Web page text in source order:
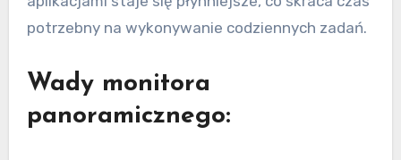
potrzebny na wykonywanie codziennych zadań.
Wady monitora
panoramicznego: